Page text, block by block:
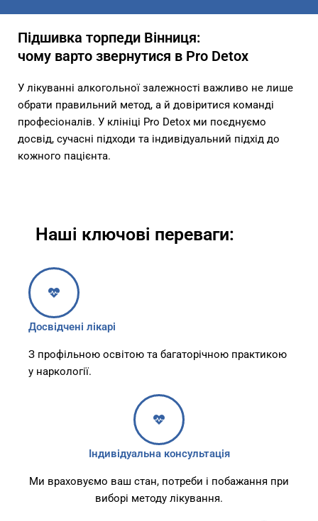
Підшивка торпеди Вінниця:
чому варто звернутися в Pro Detox
У лікуванні алкогольної залежності важливо не лише
обрати правильний метод, а й довіритися команді
професіоналів. У клініці Pro Detox ми поєднуємо
досвід, сучасні підходи та індивідуальний підхід до
кожного пацієнта.
Наші ключові переваги:
Досвідчені лікарі
З профільною освітою та багаторічною практикою
у наркології.
Індивідуальна консультація
Ми враховуємо ваш стан, потреби і побажання при
виборі методу лікування.